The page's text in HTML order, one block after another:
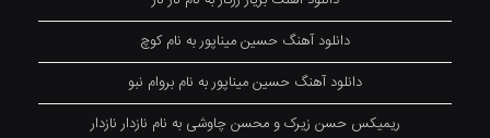
دانلود آهنگ حسین میناپور به نام کوچ
دانلود آهنگ حسین میناپور به نام بروام نبو
ریمیکس حسن زیرک و محسن چاوشی به نام نازدار نازدار